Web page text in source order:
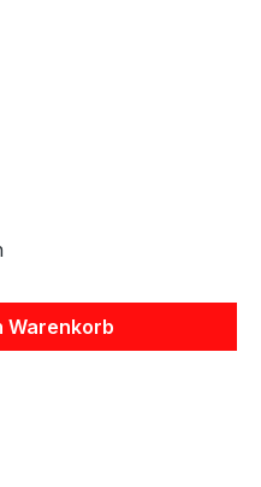
Wert
Warenkorb